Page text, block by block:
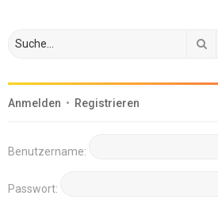
Anmelden • Registrieren
Benutzername:
Passwort: